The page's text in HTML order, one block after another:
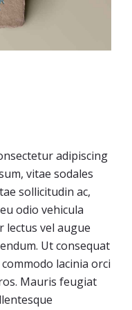
adipiscing
vitae sodales
sollicitudin ac,
odio vehicula
vel augue
Ut consequat
lacinia orci
Mauris feugiat